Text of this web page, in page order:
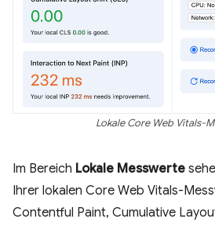
Lokale Core Web Vitals-
Im Bereich Lokale Messwerte
Ihrer lokalen Core Web Vitals-
Contentful Paint, Cumulative